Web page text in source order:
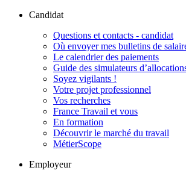
Candidat
Questions et contacts - candidat
Où envoyer mes bulletins de
Le calendrier des paiements
Guide des simulateurs
Soyez vigilants !
Votre projet professionnel
Vos recherches
France Travail et vous
En formation
Découvrir le marché du travail
MétierScope
Employeur